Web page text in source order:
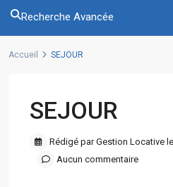
Recherche Avancée
Accueil SEJOUR
SEJOUR
Rédigé par Gestion Locative
Aucun commentaire